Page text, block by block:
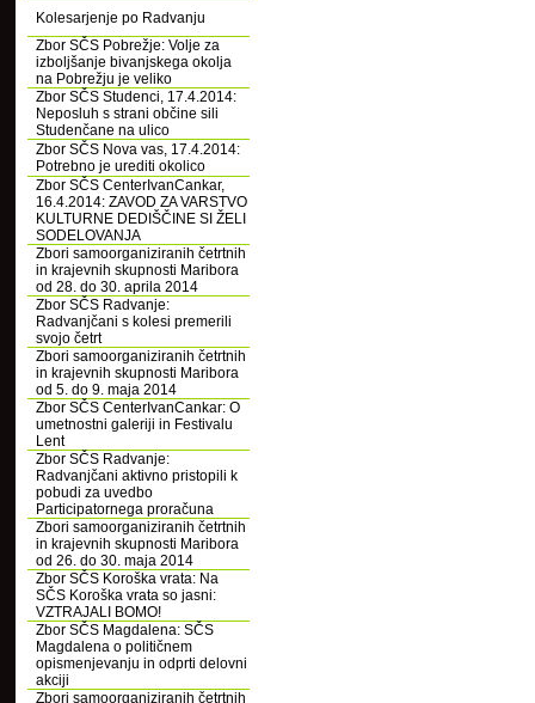
Kolesarjenje po Radvanju
Zbor SČS Pobrežje: Volje za
izboljšanje bivanjskega okolja
na Pobrežju je veliko
Zbor SČS Studenci, 17.4.2014:
Neposluh s strani občine sili
Studenčane na ulico
Zbor SČS Nova vas, 17.4.2014:
Potrebno je urediti okolico
Zbor SČS CenterIvanCankar,
16.4.2014: ZAVOD ZA VARSTVO
KULTURNE DEDIŠČINE SI ŽELI
SODELOVANJA
Zbori samoorganiziranih četrtnih
in krajevnih skupnosti Maribora
od 28. do 30. aprila 2014
Zbor SČS Radvanje:
Radvanjčani s kolesi premerili
svojo četrt
Zbori samoorganiziranih četrtnih
in krajevnih skupnosti Maribora
od 5. do 9. maja 2014
Zbor SČS CenterIvanCankar: O
umetnostni galeriji in Festivalu
Lent
Zbor SČS Radvanje:
Radvanjčani aktivno pristopili k
pobudi za uvedbo
Participatornega proračuna
Zbori samoorganiziranih četrtnih
in krajevnih skupnosti Maribora
od 26. do 30. maja 2014
Zbor SČS Koroška vrata: Na
SČS Koroška vrata so jasni:
VZTRAJALI BOMO!
Zbor SČS Magdalena: SČS
Magdalena o političnem
opismenjevanju in odprti delovni
akciji
Zbori samoorganiziranih četrtnih